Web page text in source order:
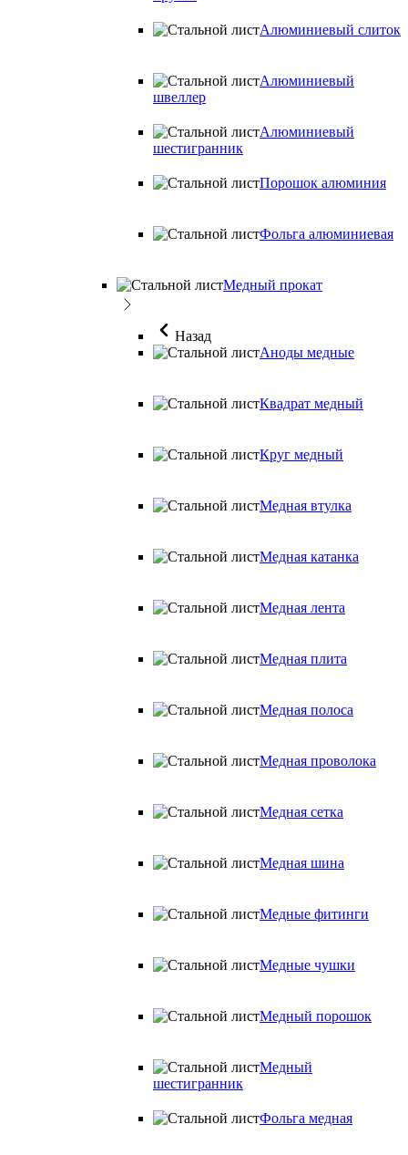
Алюминиевый слиток
Алюминиевый
швеллер
Алюминиевый
шестигранник
Порошок алюминия
Фольга алюминиевая
Медный прокат
Назад
Аноды медные
Квадрат медный
Круг медный
Медная втулка
Медная катанка
Медная лента
Медная плита
Медная полоса
Медная проволока
Медная сетка
Медная шина
Медные фитинги
Медные чушки
Медный порошок
Медный
шестигранник
Фольга медная